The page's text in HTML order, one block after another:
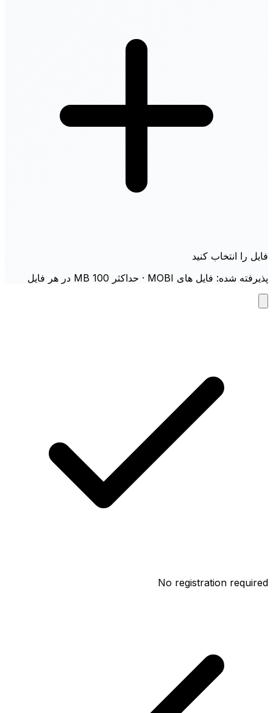
فایل را انتخاب کنید
پذیرفته شده: فایل های MOBI · حداکثر 100 MB در هر فایل
No registration required